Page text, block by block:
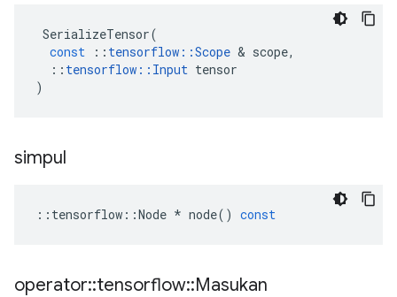
SerializeTensor(
const
:: tensorflow ::Scope & scope,
:: tensorflow :: Input tensor
)
simpul
:: tensorflow ::Node * node() const
operator::tensorflow::Masukan